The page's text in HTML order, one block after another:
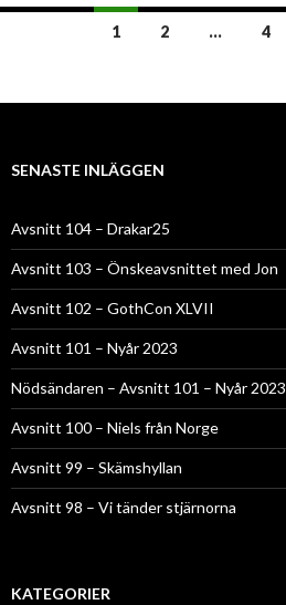
Inläggsnavigering
1 2 … 4
SENASTE INLÄGGEN
Avsnitt 104 – Drakar25
Avsnitt 103 – Önskeavsnittet med Jon
Avsnitt 102 – GothCon XLVII
Avsnitt 101 – Nyår 2023
Nödsändaren – Avsnitt 101 – Nyår 2023
Avsnitt 100 – Niels från Norge
Avsnitt 99 – Skämshyllan
Avsnitt 98 – Vi tänder stjärnorna
KATEGORIER